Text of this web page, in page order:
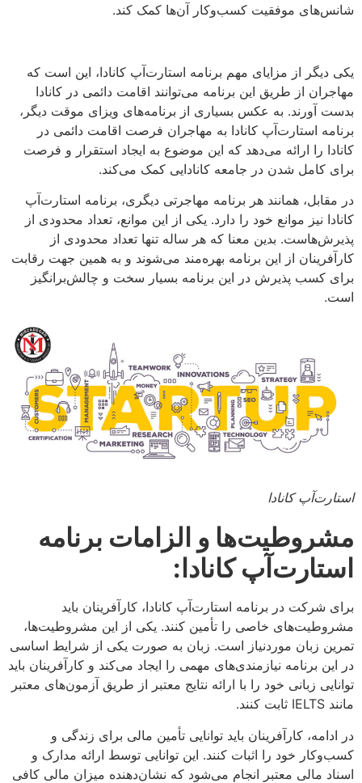
شانس‌های موفقیت کسب‌وکار آن‌ها کمک کند.
یکی دیگر از مزایای مهم برنامه استارت‌آپ کانادا، این است که
مهاجران از طریق این برنامه می‌توانند اقامت دائمی در کانادا
بدست آورند. به عکس بسیاری از برنامه‌های ویزای موقت دیگر،
برنامه استارت‌آپ کانادا به مهاجران فرصت اقامت دائمی در
کانادا را ارائه می‌دهد که این موضوع به ایجاد استقرار و فرصت
برای کامل شدن در جامعه کانادایی کمک می‌کند.
در مقابل، همانند هر برنامه مهاجرتی دیگری، برنامه استارت‌آپ
کانادا نیز موانع خود را دارد. یکی از این موانع، تعداد محدودی از
پذیرش‌هاست. بدین معنا که هر ساله تنها تعداد محدودی از
کارآفرینان از این برنامه بهره‌مند می‌شوند و به همین جهت رقابت
برای کسب پذیرش در این برنامه بسیار سخت و چالش‌برانگیز
است.
استارت‌آپ کانادا
مشروطیت‌ها و الزامات برنامه
استارت‌آپ کانادا :
برای شرکت در برنامه استارت‌آپ کانادا، کارآفرینان باید
مشروطیت‌های خاصی را تأمین کنند. یکی از این مشروطیت‌ها،
تمرین زبان موردنیاز است. زبان به صورت یکی از شرایط اساسی
در این برنامه نیازمندی‌های مهمی را ایجاد می‌کند و کارآفرینان باید
توانایی زبانی خود را با ارائه نتایج معتبر از طریق آزمون‌های معتبر
مانند IELTS ثابت کنند.
در ادامه، کارآفرینان باید توانایی تأمین مالی برای زندگی و
کسب‌وکار خود را اثبات کنند. این توانایی توسط ارائه مدارک و
اسناد مالی معتبر انجام می‌شود که نشان‌دهنده میزان مالی کافی